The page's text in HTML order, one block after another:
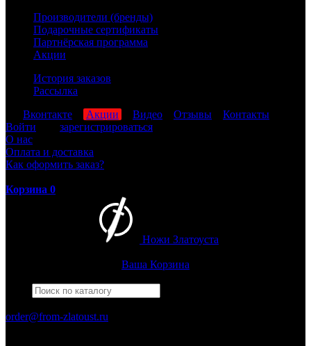
Производители (бренды)
Подарочные сертификаты
Партнёрская программа
Акции
История заказов
Рассылка
Вконтакте Акции Видео Отзывы
Контакты
Войти
зарегистрироваться
О нас
Оплата и доставка
Как оформить заказ?
Корзина 0
Ножи Златоуста
Ваша Корзина
order@from-zlatoust.ru